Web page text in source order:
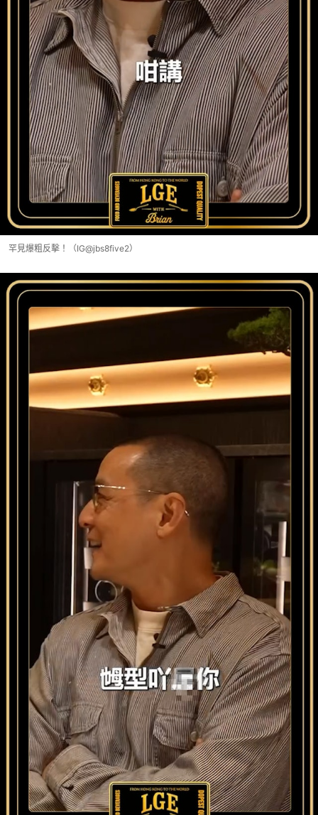
罕見爆粗反擊！（IG@jbs8five2）